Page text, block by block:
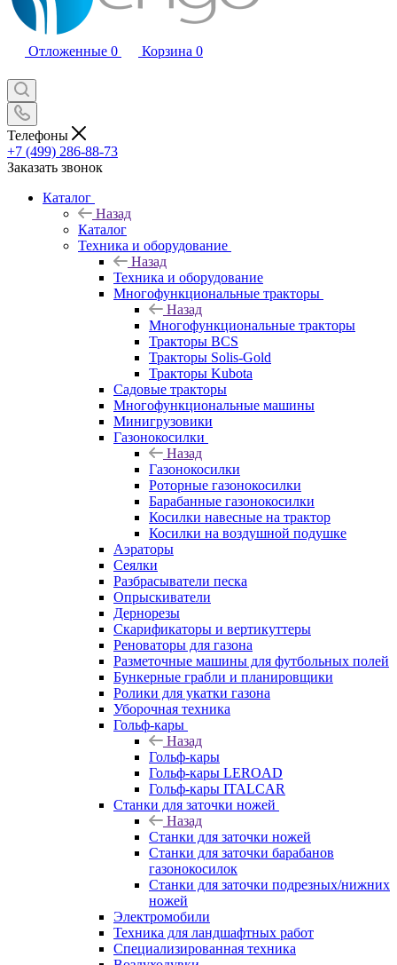
Отложенные 0 Корзина 0
Телефоны
+7 (499) 286-88-73
Заказать звонок
Каталог
Назад
Каталог
Техника и оборудование
Назад
Техника и оборудование
Многофункциональные тракторы
Назад
Многофункциональные тракторы
Тракторы BCS
Тракторы Solis-Gold
Тракторы Kubota
Садовые тракторы
Многофункциональные машины
Минигрузовики
Газонокосилки
Назад
Газонокосилки
Роторные газонокосилки
Барабанные газонокосилки
Косилки навесные на трактор
Косилки на воздушной подушке
Аэраторы
Сеялки
Разбрасыватели песка
Опрыскиватели
Дернорезы
Скарификаторы и вертикуттеры
Реноваторы для газона
Разметочные машины для футбольных полей
Бункерные грабли и планировщики
Ролики для укатки газона
Уборочная техника
Гольф-кары
Назад
Гольф-кары
Гольф-кары LEROAD
Гольф-кары ITALCAR
Станки для заточки ножей
Назад
Станки для заточки ножей
Станки для заточки барабанов
газонокосилок
Станки для заточки подрезных/нижних
ножей
Электромобили
Техника для ландшафтных работ
Специализированная техника